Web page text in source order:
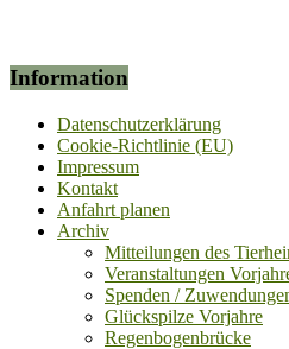
Information
Datenschutzerklärung
Cookie-Richtlinie (EU)
Impressum
Kontakt
Anfahrt planen
Archiv
Mitteilungen des
Veranstaltungen
Spenden /
Glückspilze Vorjahre
Regenbogenbrücke